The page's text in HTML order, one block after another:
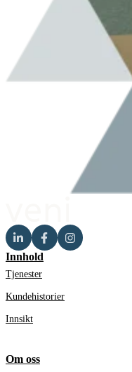
Innhold
Tjenester
Kundehistorier
Innsikt
Om oss